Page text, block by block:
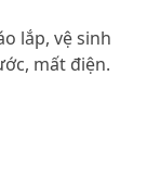
lắp, vệ sinh
mất điện.